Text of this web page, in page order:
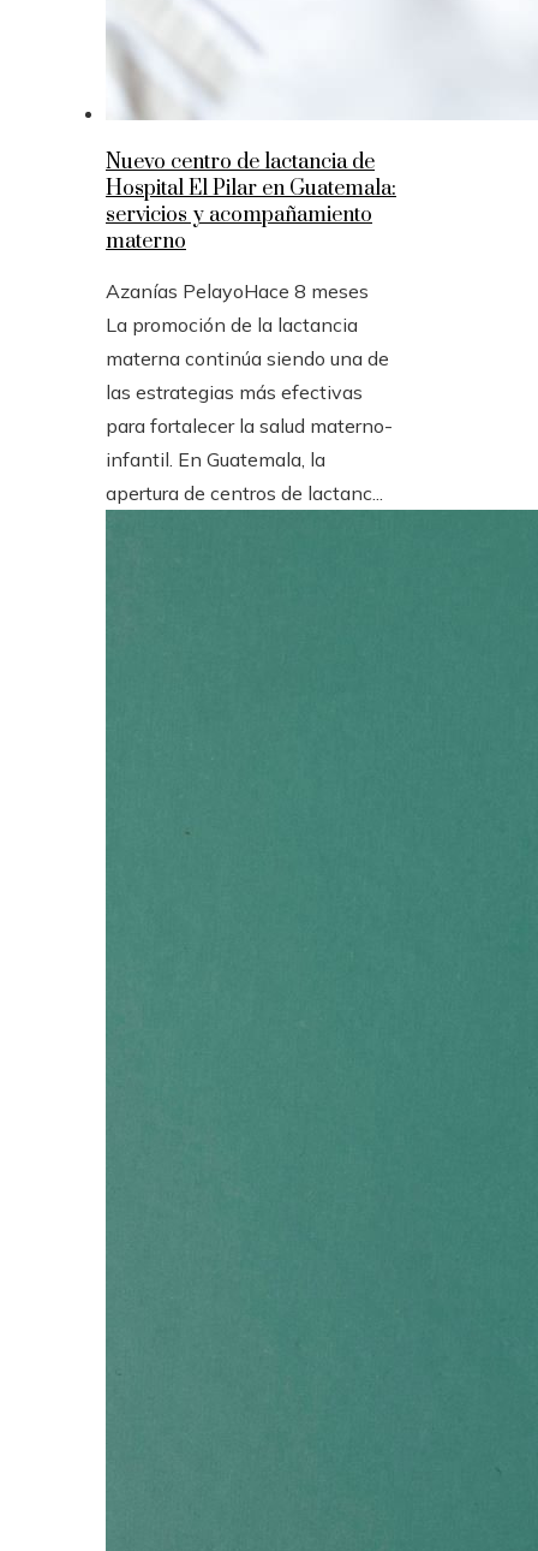
Nuevo centro de lactancia de
Hospital El Pilar en Guatemala:
servicios y acompañamiento
materno
Azanías PelayoHace 8 meses
La promoción de la lactancia
materna continúa siendo una de
las estrategias más efectivas
para fortalecer la salud materno-
infantil. En Guatemala, la
apertura de centros de lactanc...